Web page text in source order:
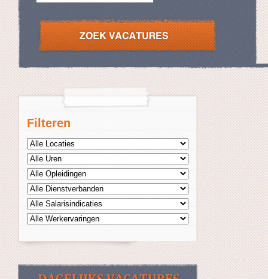
Filteren